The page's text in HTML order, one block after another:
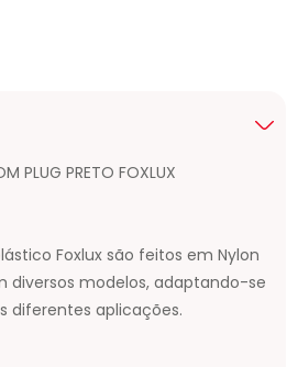
PLUG PRETO FOXLUX
Foxlux são feitos em Nylon
diversos modelos, adaptando-se
diferentes aplicações.